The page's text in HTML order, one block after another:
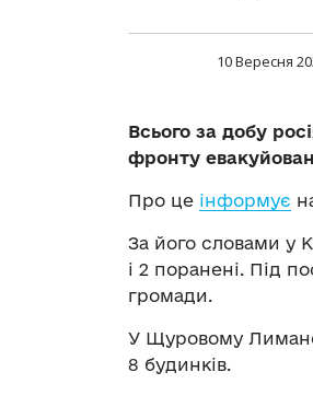
10 Вересня
Всього за добу
фронту
Про це інформує
За його словами у
і 2 поранені. Під
громади.
У Щуровому
8 будинків.